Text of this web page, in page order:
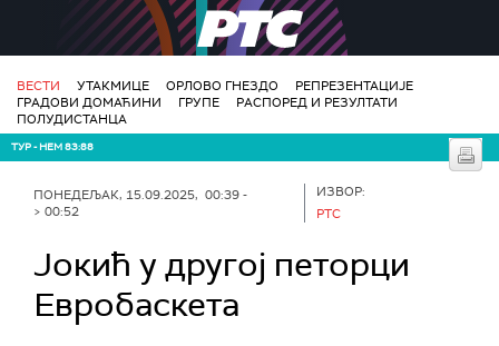
РТС
ВЕСТИ УТАКМИЦЕ ОРЛОВО ГНЕЗДО
РЕПРЕЗЕНТАЦИЈЕ
ГРАДОВИ ДОМАЋИНИ
ГРУПЕ
РАСПОРЕД И РЕЗУЛТАТИ
ПОЛУДИСТАНЦА
ТУР - НЕМ 83:88
ПОНЕДЕЉАК, 15.09.2025, 00:39 -
> 00:52
ИЗВОР:
РТС
Јокић у другој петорци
Евробаскета